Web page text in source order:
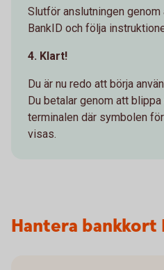
Slutför anslutningen
BankID och följa
4. Klart!
Du är nu redo att börja
Du betalar genom att
terminalen där symbolen
visas.
Hantera bankkort